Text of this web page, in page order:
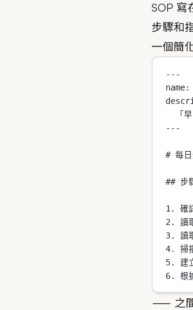
SOP 寫
步驟和
一個簡
---
name:
「
---
# 每日
## 步
1.
確
2.
讀
3.
讀
4.
掃
5.
建
6.
根
--- 之